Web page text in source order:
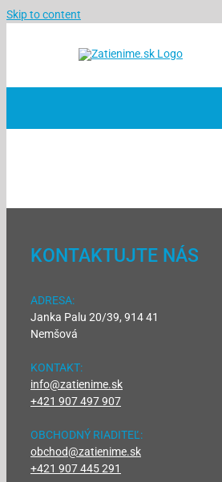
Skip to content
KONTAKTUJTE NÁS
ADRESA:
Janka Palu 20/39, 914 41
Nemšová
KONTAKT:
info@zatienime.sk
+421 907 497 907
OBCHODNÝ RIADITEĽ:
obchod@zatienime.sk
+421 907 445 291